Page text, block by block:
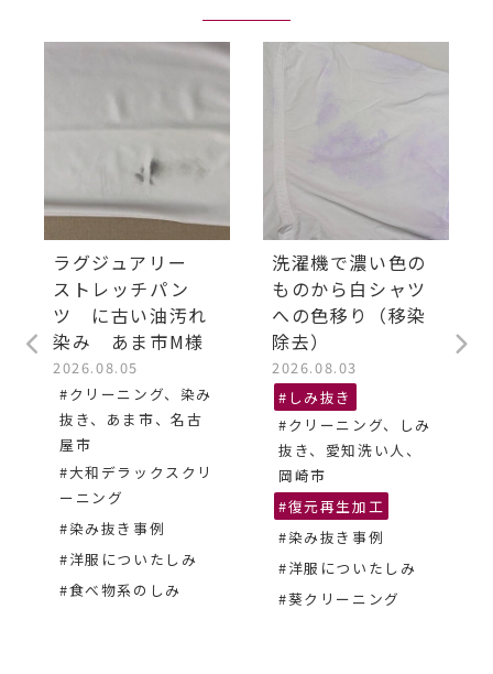
ラグジュアリー
ストレッチパン
ツ に古い油汚れ
染み あま市M様
2026.08.05
#クリーニング、染み
抜き、あま市、名古
屋市
#大和デラックスクリ
ーニング
#染み抜き事例
#洋服についたしみ
#食べ物系のしみ
洗濯機で濃い色の
ものから白シャツ
への色移り（移染
除去）
2026.08.03
#しみ抜き
#クリーニング、しみ
抜き、愛知洗い人、
岡崎市
#復元再生加工
#染み抜き事例
#洋服についたしみ
#葵クリーニング